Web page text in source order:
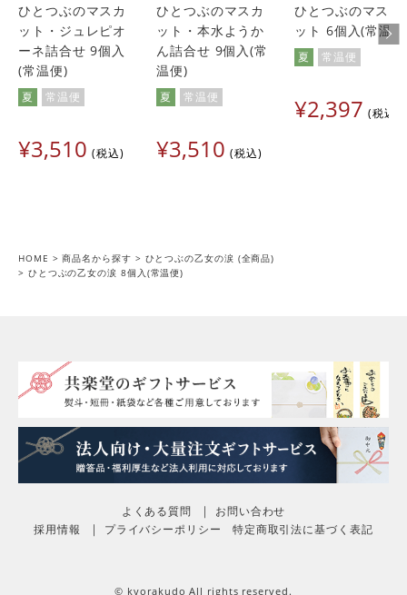
貴重で唯一の帝劇観劇当日、上京する友人へのお土産に選ん
だのがこの品！少しの情報から取り寄せた北山君ゆかりのお
菓子で自己満足…が、広島市からの友人には地元同然で「や
っちゃった！！」同郷のお菓子を東京経由でお持ち帰りくだ
さいm(__)m。
県内でも知らなかったから、嬉しいと言って頂き一安心で渡
ひとつぶのマスカ
ット・ジュレピオ
ーネ詰合せ 9個入
(常温便)
夏 常温便
¥3,510 税込
ひとつぶのマスカ
ット・本水ようか
ん詰合せ 9個入(常
温便)
夏 常温便
¥3,510 税込
ひとつぶのマスカ
ット 6個入(常温
夏 常温便
¥2,397 税込
HOME 商品名から探す
ひとつぶの乙女の涙 (全商品)
ひとつぶの乙女の涙 8個入(常温便)
よくある質問
お問い合わせ
採用情報
プライバシーポリシー 特定商取引法に基づく表記
© kyorakudo All rights reserved.